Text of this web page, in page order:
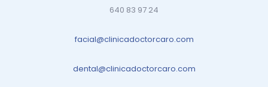
640 83 97 24
facial@clinicadoctorcaro.com
dental@clinicadoctorcaro.com